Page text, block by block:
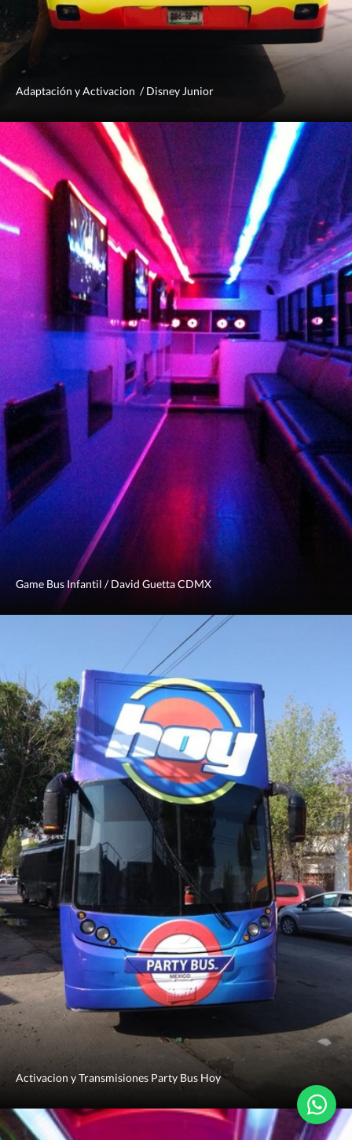
Adaptación y Activacion / Disney Junior
Game Bus Infantil / David Guetta CDMX
Activacion y Transmisiones Party Bus Hoy